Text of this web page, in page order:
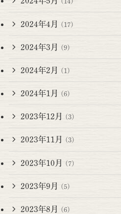
2024年4月 (17)
2024年3月 (9)
2024年2月 (1)
2024年1月 (6)
2023年12月 (3)
2023年11月 (3)
2023年10月 (7)
2023年9月 (5)
2023年8月 (6)